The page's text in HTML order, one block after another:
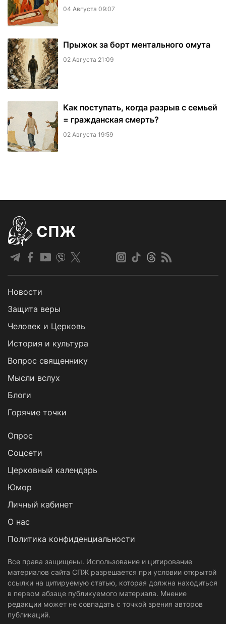
04 Августа 09:07
​Прыжок за борт ментального омута
02 Августа 21:09
Как поступать, когда разрыв с семьей
= гражданская смерть?
02 Августа 19:59
СПЖ
Новости
Защита веры
Человек и Церковь
История и культура
Вопрос священнику
Мысли вслух
Блоги
Горячие точки
Опрос
Cоцсети
Церковный календарь
Юмор
Личный кабинет
О нас
Политика конфиденциальности
Все права защищены. Использование и цитирование
материалов сайта СПЖ разрешается при условии открытой
ссылки на цитируемую статью, которая должна находиться
в первом абзаце публикуемого материала. Мнение
редакции может не совпадать с точкой зрения авторов
публикаций.